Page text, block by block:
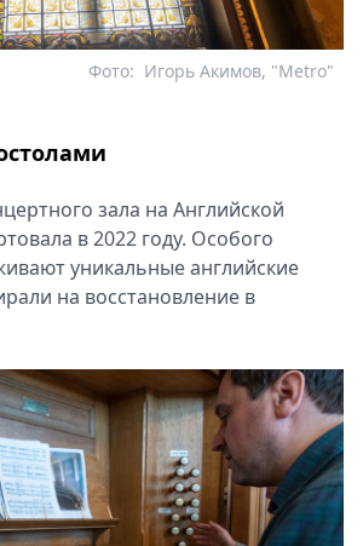
Игорь Акимов, "Metro"
Фото:
зала на Английской
в 2022 году. Особого
уникальные английские
на восстановление в